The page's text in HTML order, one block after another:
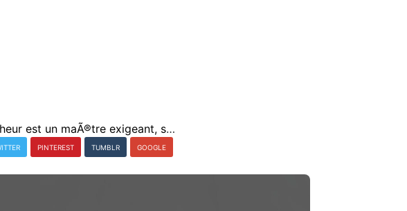
Le bonheur est un maÃ®tre exigeant, surtout le bonheur d'autrui.
PINTEREST TUMBLR GOOGLE